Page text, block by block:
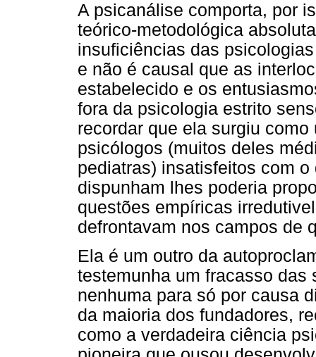
A psicanálise comporta, por
teórico-metodológica
insuficiências das
e não é causal que as
estabelecido e os
fora da psicologia estrito
recordar que ela surgiu
psicólogos (muitos deles
pediatras) insatisfeitos com
dispunham lhes poderia
questões empíricas
defrontavam nos campos de
Ela é um outro da
testemunha um fracasso das
nenhuma para só por causa
da maioria dos fundadores,
como a verdadeira ciência